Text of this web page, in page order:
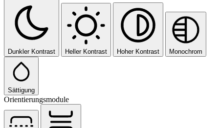
Dunkler Kontrast Heller Kontrast Hoher Kontrast Monochrom
Sättigung
Orientierungsmodule